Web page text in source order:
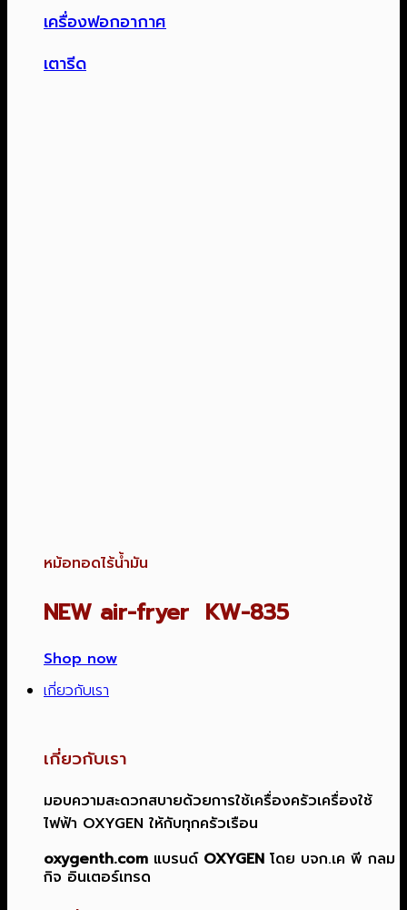
เครื่องฟอกอากาศ
เตารีด
หม้อทอดไร้น้ำมัน
NEW air-fryer KW-835
Shop now
เกี่ยวกับเรา
เกี่ยวกับเรา
มอบความสะดวกสบายด้วยการใช้เครื่องครัวเครื่องใช้
ไฟฟ้า OXYGEN ให้กับทุกครัวเรือน
oxygenth.com แบรนด์ OXYGEN โดย บจก.เค พี กลม
กิจ อินเตอร์เทรด